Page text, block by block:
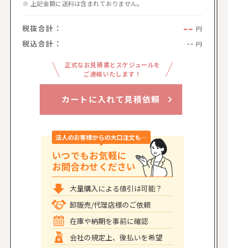
上記金額に送料は含まれておりません。
税抜合計： -- 円
税込合計： -- 円
正式なお見積書とスケジュールを
ご連絡いたします！
カートに入れて見積依頼
法人のお客様からの大口注文も…
いつでもお気軽に
お問合わせください
大量購入による値引は可能？
卸販売/代理店様のご依頼
在庫や納期を事前に確認
会社の規定上、後払いを希望